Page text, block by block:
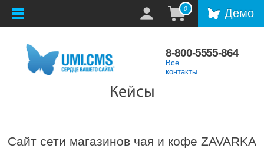
0 Демо
8-800-5555-864
Все
контакты
Кейсы
Сайт сети магазинов чая и кофе ZAVARKA